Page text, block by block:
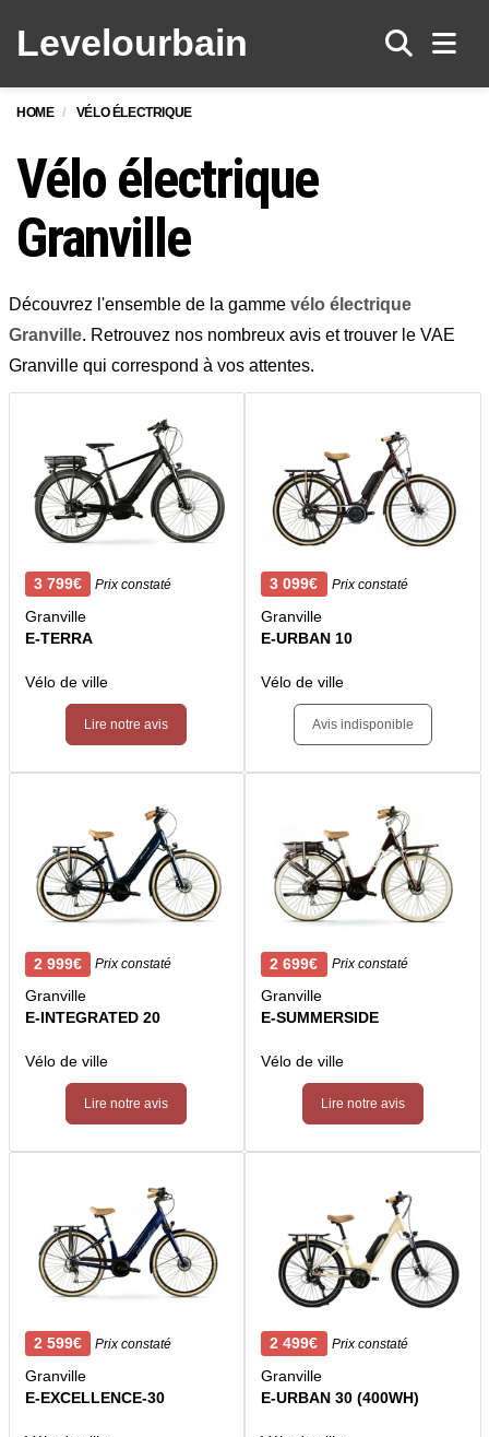
Levelourbain
HOME VÉLO ÉLECTRIQUE
Vélo électrique
Granville
Découvrez l'ensemble de la gamme vélo électrique
Granville. Retrouvez nos nombreux avis et trouver le VAE
Granville qui correspond à vos attentes.
3 799€ Prix constaté
Granville
E-TERRA
Vélo de ville
Lire notre avis
3 099€ Prix constaté
Granville
E-URBAN 10
Vélo de ville
Avis indisponible
2 999€ Prix constaté
Granville
E-INTEGRATED 20
Vélo de ville
Lire notre avis
2 699€ Prix constaté
Granville
E-SUMMERSIDE
Vélo de ville
Lire notre avis
2 599€ Prix constaté
Granville
E-EXCELLENCE-30
2 499€ Prix constaté
Granville
E-URBAN 30 (400WH)